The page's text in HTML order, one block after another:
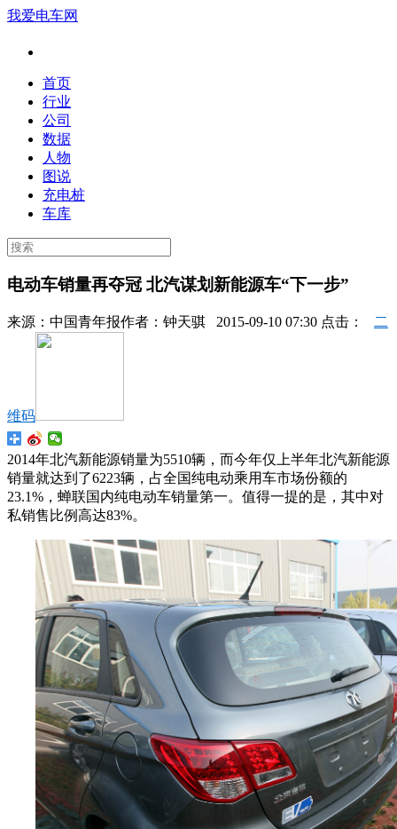
我爱电车网
首页
行业
公司
数据
人物
图说
充电桩
车库
电动车销量再夺冠 北汽谋划新能源车“下一步”
来源： 中国青年报作者： 钟天骐 2015-09-10 07:30 点击： 二
维码
2014年北汽新能源销量为5510辆，而今年仅上半年北汽新能源
销量就达到了6223辆，占全国纯电动乘用车市场份额的
23.1%，蝉联国内纯电动车销量第一。值得一提的是，其中对
私销售比例高达83%。